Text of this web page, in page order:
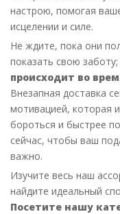
настрою, помогая
исцелении и силе.
Не ждите, пока они
показать свою заботу;
происходит во
Внезапная доставка
мотивацией, которая
бороться и быстрее
сейчас, чтобы ваш
важно.
Изучите весь наш
найдите идеальный
Посетите нашу